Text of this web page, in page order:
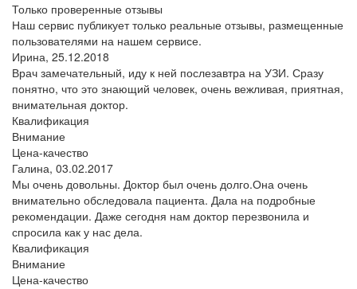
Только проверенные отзывы
Наш сервис публикует только реальные отзывы, размещенные
пользователями на нашем сервисе.
Ирина, 25.12.2018
Врач замечательный, иду к ней послезавтра на УЗИ. Сразу
понятно, что это знающий человек, очень вежливая, приятная,
внимательная доктор.
Квалификация
Внимание
Цена-качество
Галина, 03.02.2017
Мы очень довольны. Доктор был очень долго.Она очень
внимательно обследовала пациента. Дала на подробные
рекомендации. Даже сегодня нам доктор перезвонила и
спросила как у нас дела.
Квалификация
Внимание
Цена-качество